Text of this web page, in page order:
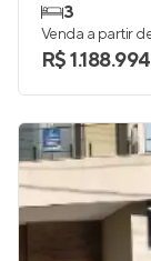
3
Venda a partir
R$ 1.188.994